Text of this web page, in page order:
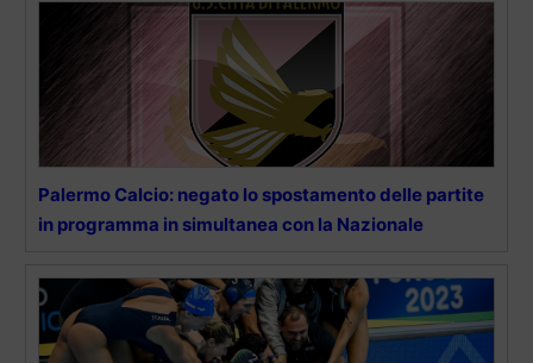
Palermo Calcio: negato lo spostamento delle partite
in programma in simultanea con la Nazionale